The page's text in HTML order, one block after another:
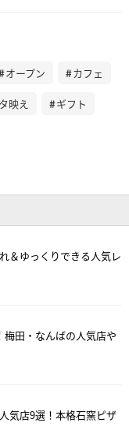
オープン カフェ
映え ギフト
＆ゆっくりできる人気レ
田・なんばの人気店や
気店9選！本格石窯ピザ